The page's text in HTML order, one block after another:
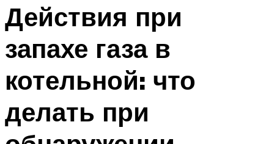
Действия при
запахе газа в
котельной: что
делать при